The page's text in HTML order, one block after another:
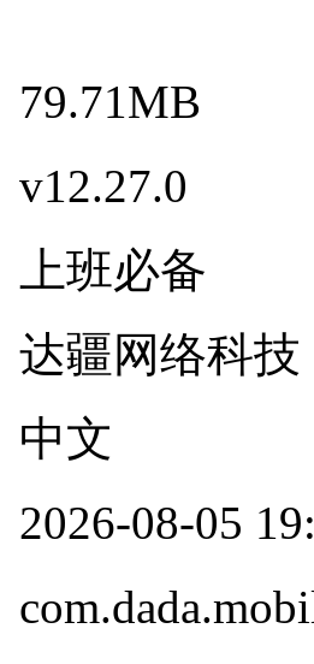
79.71MB
v12.27.0
上班必备
达疆网络科
中文
2026-08-05